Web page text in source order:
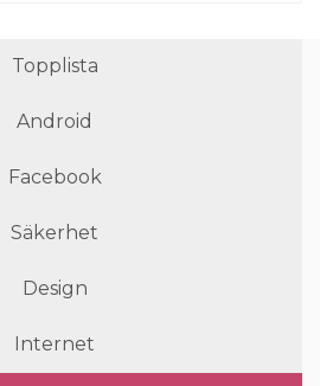
Topplista
Android
Facebook
Säkerhet
Design
Internet